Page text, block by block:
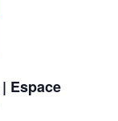
Espace